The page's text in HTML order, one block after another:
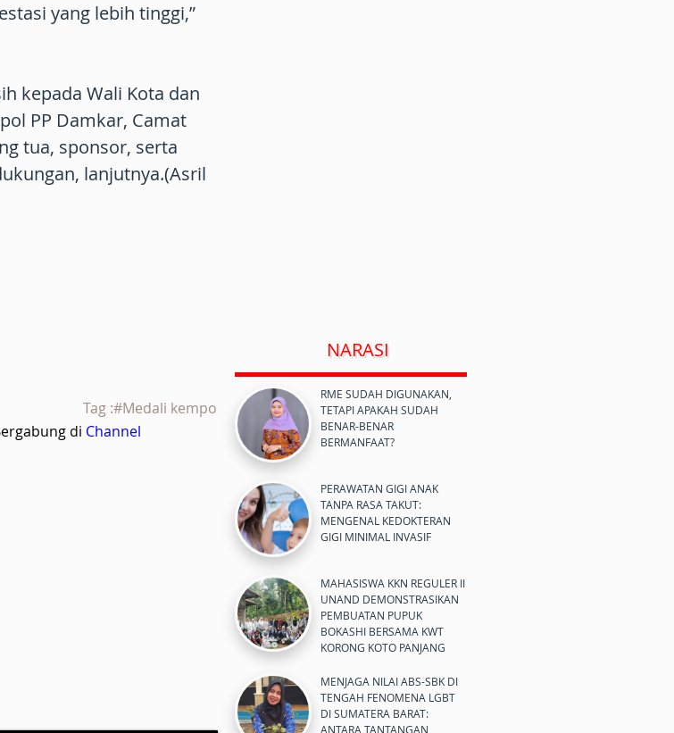
yang lebih tinggi,”
kepada Wali Kota dan
PP Damkar, Camat
tua, sponsor, serta
lanjutnya.(Asril
Tag :#Medali kempo
di Channel
NARASI
RME SUDAH DIGUNAKAN,
TETAPI APAKAH SUDAH
BENAR-BENAR
BERMANFAAT?
PERAWATAN GIGI ANAK
TANPA RASA TAKUT:
MENGENAL KEDOKTERAN
GIGI MINIMAL INVASIF
MAHASISWA KKN REGULER II
UNAND DEMONSTRASIKAN
PEMBUATAN PUPUK
BOKASHI BERSAMA KWT
KORONG KOTO PANJANG
MENJAGA NILAI ABS-SBK DI
TENGAH FENOMENA LGBT
DI SUMATERA BARAT:
ANTARA TANTANGAN